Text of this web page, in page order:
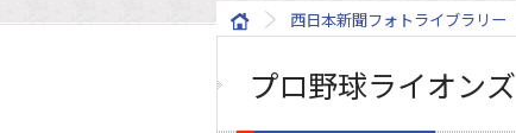
西日本新聞フォトライブラリー
プロ野球ライオンズ